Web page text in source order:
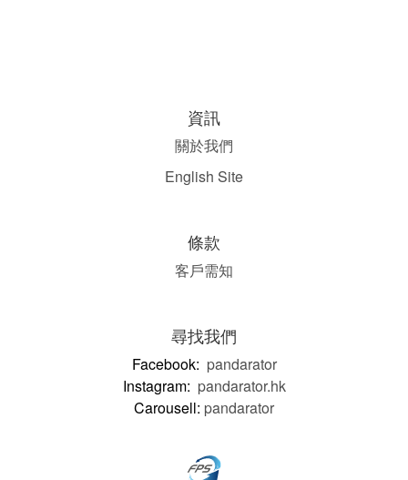
資訊
關於我們
English Site
條款
客戶需知
尋找我們
Facebook: pandarator
Instagram: pandarator.hk
Carousell: pandarator